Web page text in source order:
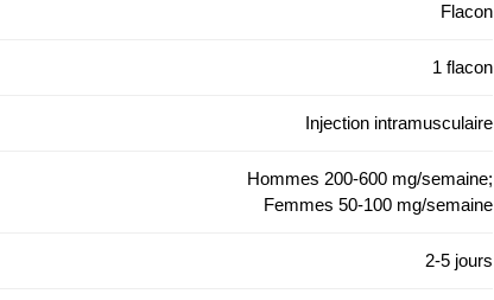
Flacon
1 flacon
Injection intramusculaire
Hommes 200-600 mg/semaine;
Femmes 50-100 mg/semaine
2-5 jours